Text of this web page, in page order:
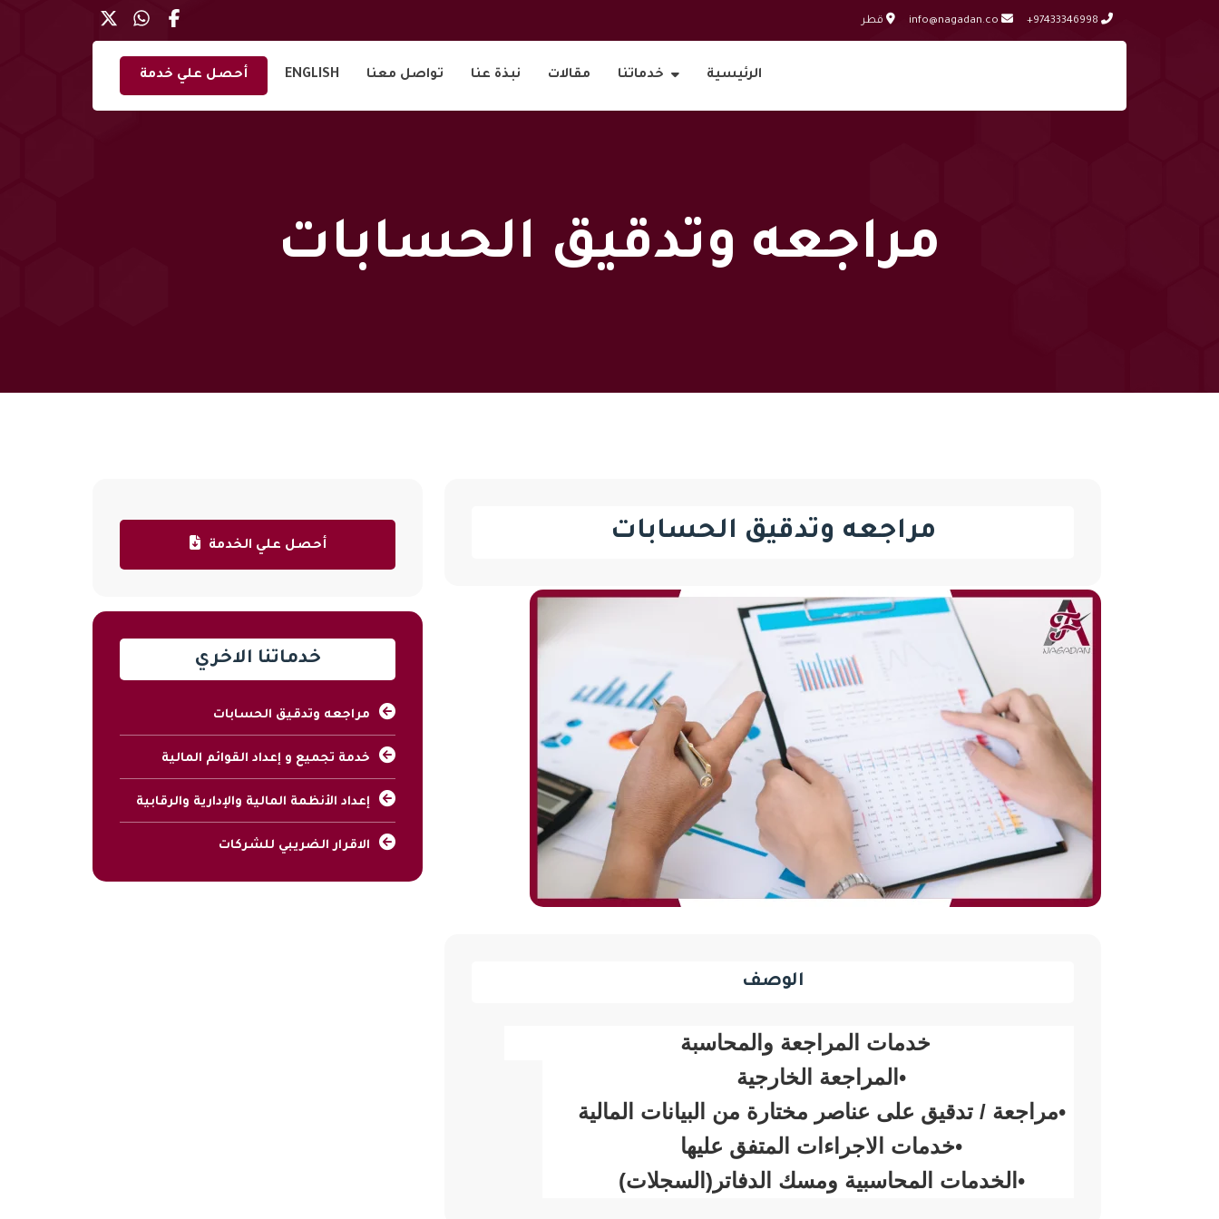
+97433346998 قطر
الرئيسية خدماتنا مقالات نبذة عنا تواصل معنا ENGLISH أحصل علي خدمة
مراجعه وتدقيق الحسابات
مراجعه وتدقيق الحسابات
الوصف
خدمات المراجعة والمحاسبة
• المراجعة الخارجية
•مراجعة / تدقيق على عناصر مختارة من البيانات المالية
•خدمات الاجراءات المتفق عليها
• الخدمات المحاسبية ومسك الدفاتر(السجلات)
أحصل علي الخدمة
خدماتنا الاخري
مراجعه وتدقيق الحسابات
خدمة تجميع و إعداد القوائم المالية
إعداد الأنظمة المالية والإدارية والرقابية
الاقرار الضريبي للشركات